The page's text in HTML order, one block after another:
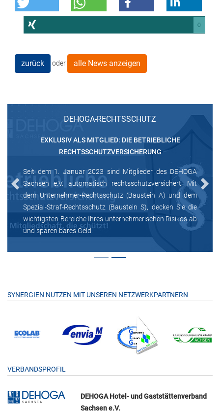
0
zurück oder alle News anzeigen
DEHOGA-RECHTSSCHUTZ
EXKLUSIV ALS MITGLIED: DIE BETRIEBLICHE
RECHTSSCHUTZVERSICHERUNG
Seit dem 1. Januar 2023 sind Mitglieder des DEHOGA
Sachsen e.V. automatisch rechtsschutzversichert. Mit
dem Unternehmer-Rechtsschutz (Baustein A) und dem
Spezial-Straf-Rechtsschutz (Baustein S), decken Sie die
wichtigsten Bereiche Ihres unternehmerischen Risikos ab
und sparen bares Geld.
Previous Next
SYNERGIEN NUTZEN MIT UNSEREN NETZWERKPARTNERN
VERBANDSPROFIL
DEHOGA Hotel- und Gaststättenverband
Sachsen e.V.